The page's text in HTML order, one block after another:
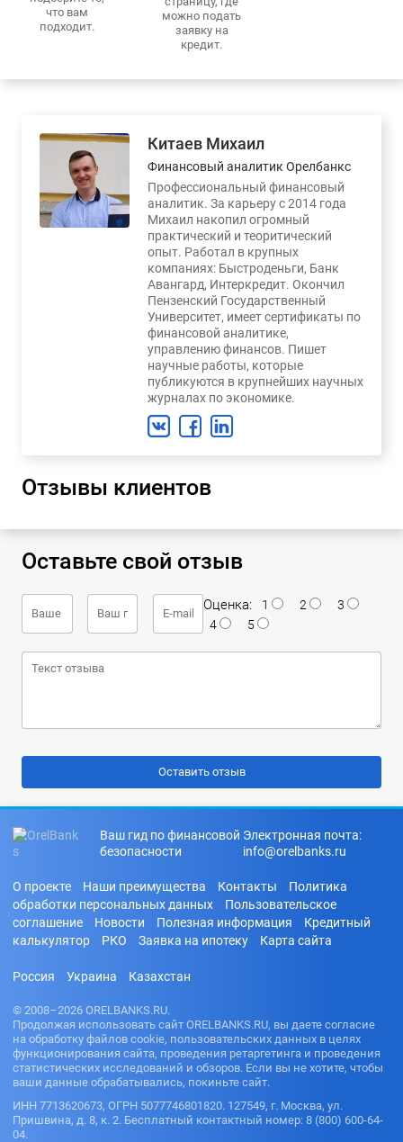
что вам
подходит.
можно подать
заявку на
кредит.
Китаев Михаил
Финансовый аналитик Орелбанкс
Профессиональный финансовый
аналитик. За карьеру с 2014 года
Михаил накопил огромный
практический и теоритический
опыт. Работал в крупных
компаниях: Быстроденьги, Банк
Авангард, Интеркредит. Окончил
Пензенский Государственный
Университет, имеет сертификаты по
финансовой аналитике,
управлению финансов. Пишет
научные работы, которые
публикуются в крупнейших научных
журналах по экономике.
Отзывы клиентов
Оставьте свой отзыв
Оценка: 1 2
3
4
5
Ваш гид по финансовой
безопасности
Электронная почта:
info@orelbanks.ru
О проекте Наши преимущества Контакты
Политика
обработки персональных данных
Пользовательское
соглашение
Новости Полезная информация
Кредитный
калькулятор
РКО Заявка на ипотеку Карта сайта
Россия Украина Казахстан
© 2008–2026 ORELBANKS.RU.
Продолжая использовать сайт ORELBANKS.RU, вы даете согласие
на обработку файлов cookie, пользовательских данных в целях
функционирования сайта, проведения ретаргетинга и проведения
статистических исследований и обзоров. Если вы не хотите, чтобы
ваши данные обрабатывались, покиньте сайт.
ИНН 7713620673, ОГРН 5077746801820. 127549, г. Москва, ул.
Пришвина, д. 8, к. 2. Бесплатный контактный номер: 8 (800) 600-64-
04.